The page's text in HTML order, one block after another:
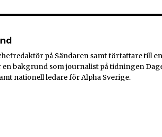
på Sändaren samt författare till en
bakgrund som journalist på tidningen
nationell ledare för Alpha Sverige.